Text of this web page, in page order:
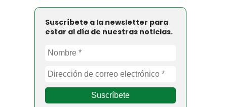
Suscríbete a la newsletter para
estar al día de nuestras noticias.